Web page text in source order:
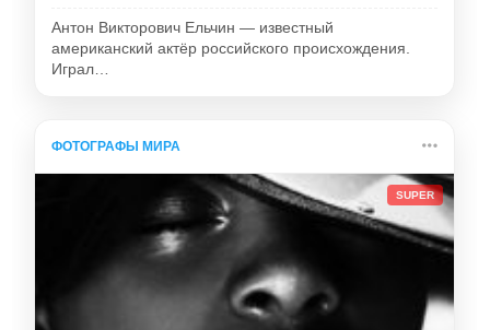
Антон Викторович Ельчин — известный
американский актёр российского происхождения.
Играл…
ФОТОГРАФЫ МИРА
SUPER